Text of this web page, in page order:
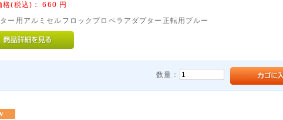
格(税込)：660 円
ー用アルミセルフロックプロペラアダプター正転用ブルー
数量：